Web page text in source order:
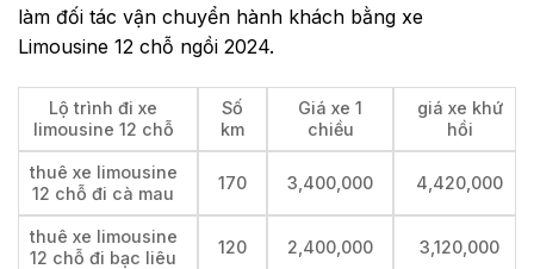
làm đối tác vận chuyển hành khách bằng xe
Limousine 12 chỗ ngồi 2024.
Lộ trình đi xe
limousine 12 chỗ
Số
km
Giá xe 1
chiều
giá xe khứ
hồi
thuê xe limousine
12 chỗ đi cà mau
170 3,400,000 4,420,000
thuê xe limousine
12 chỗ đi bạc liêu
120 2,400,000 3,120,000